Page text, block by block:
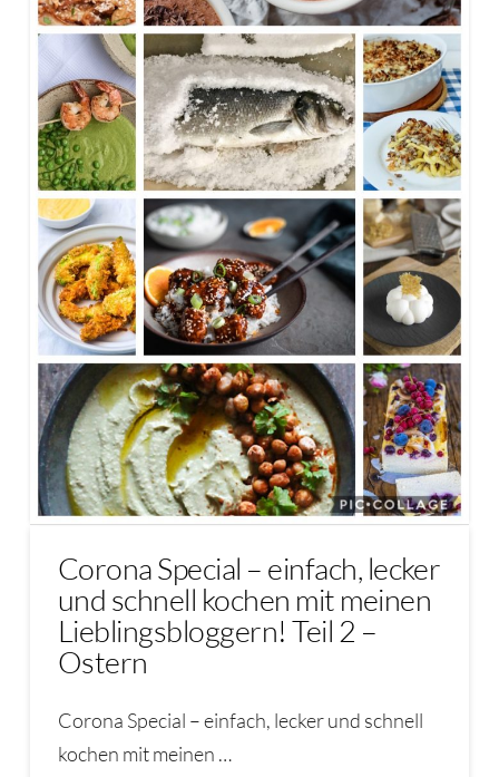
Corona Special – einfach, lecker
und schnell kochen mit meinen
Lieblingsbloggern! Teil 2 –
Ostern
Corona Special – einfach, lecker und schnell
kochen mit meinen …